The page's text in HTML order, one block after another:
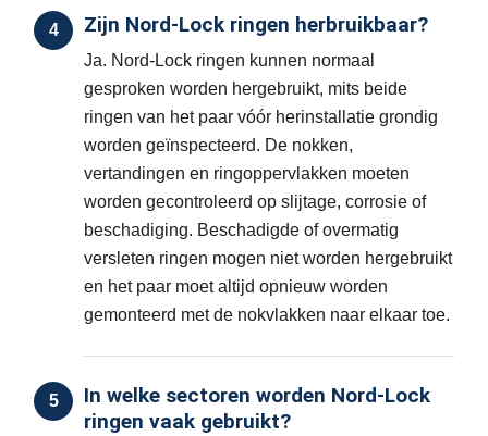
4 Zijn Nord-Lock ringen herbruikbaar?
Ja. Nord-Lock ringen kunnen normaal
gesproken worden hergebruikt, mits beide
ringen van het paar vóór herinstallatie grondig
worden geïnspecteerd. De nokken,
vertandingen en ringoppervlakken moeten
worden gecontroleerd op slijtage, corrosie of
beschadiging. Beschadigde of overmatig
versleten ringen mogen niet worden hergebruikt
en het paar moet altijd opnieuw worden
gemonteerd met de nokvlakken naar elkaar toe.
5
In welke sectoren worden Nord-Lock
ringen vaak gebruikt?